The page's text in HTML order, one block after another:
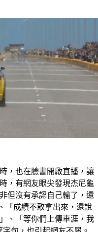
，有網友眼尖發現杰尼龜
但沒有承認自己輸了，還
「成績不敢拿出來，還說
、「等你們上傳車涯，我
字句，也引起網友不屑。